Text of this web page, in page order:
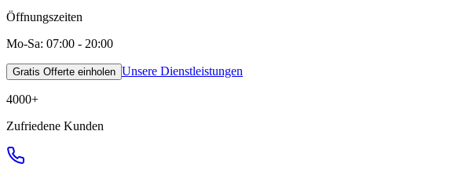
Öffnungszeiten
Mo-Sa: 07:00 - 20:00
Gratis Offerte einholen Unsere Dienstleistungen
4000+
Zufriedene Kunden